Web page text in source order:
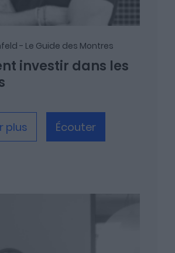
- Le Guide des Montres
investir dans les
plus Écouter